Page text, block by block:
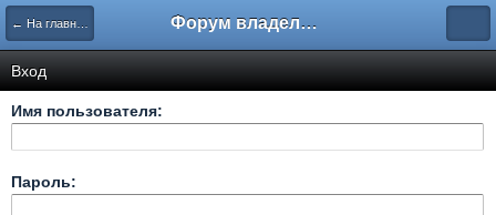
← На главную Форум владельцев интернет-магазинов
Вход
Имя пользователя:
Пароль: